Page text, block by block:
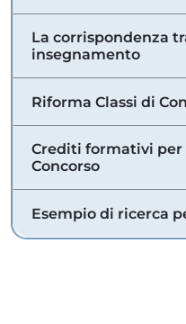
La corrispondenza
insegnamento
Riforma Classi di
Crediti formativi per
Concorso
Esempio di ricerca